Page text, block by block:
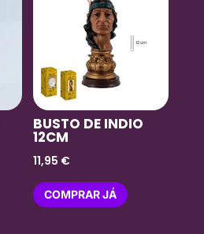
BUSTO DE INDIO
12CM
11,95 €
COMPRAR JÁ